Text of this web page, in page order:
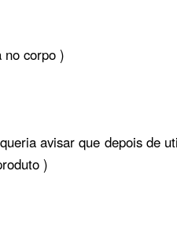
no corpo )
avisar que depois de
)